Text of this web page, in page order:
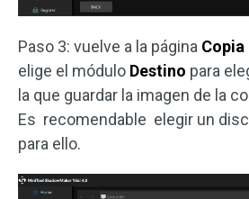
Paso 3: vuelve a la página Copia
elige el módulo Destino para
la que guardar la imagen de la
Es recomendable elegir un
para ello.